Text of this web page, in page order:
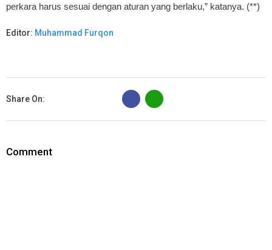
perkara harus sesuai dengan aturan yang berlaku,” katanya. (**)
Editor: Muhammad Furqon
Share On:
B
Comment